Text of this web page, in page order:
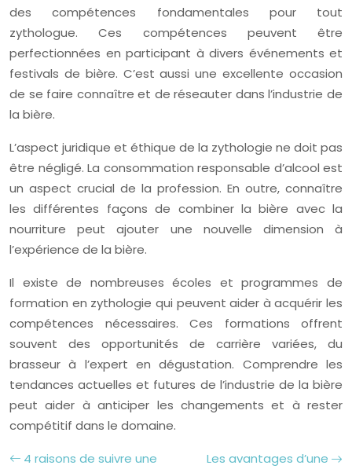
des compétences fondamentales pour tout
zythologue. Ces compétences peuvent être
perfectionnées en participant à divers événements et
festivals de bière. C’est aussi une excellente occasion
de se faire connaître et de réseauter dans l’industrie de
la bière.
L’aspect juridique et éthique de la zythologie ne doit pas
être négligé. La consommation responsable d’alcool est
un aspect crucial de la profession. En outre, connaître
les différentes façons de combiner la bière avec la
nourriture peut ajouter une nouvelle dimension à
l’expérience de la bière.
Il existe de nombreuses écoles et programmes de
formation en zythologie qui peuvent aider à acquérir les
compétences nécessaires. Ces formations offrent
souvent des opportunités de carrière variées, du
brasseur à l’expert en dégustation. Comprendre les
tendances actuelles et futures de l’industrie de la bière
peut aider à anticiper les changements et à rester
compétitif dans le domaine.
4 raisons de suivre une
Les avantages d’une